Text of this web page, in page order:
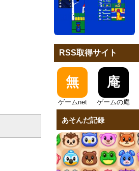
RSS取得サイト
無
ゲームnet
庵
ゲームの庵
あそんだ記録